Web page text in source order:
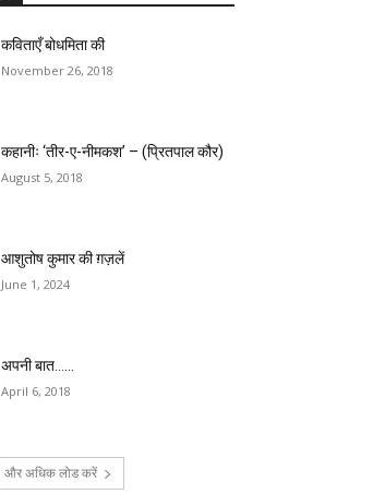
कविताएँ बोधमिता की
November 26, 2018
कहानीः ‘तीर-ए-नीमकश’ – (प्रितपाल कौर)
August 5, 2018
आशुतोष कुमार की ग़ज़लें
June 1, 2024
अपनी बात……
April 6, 2018
और अधिक लोड करें